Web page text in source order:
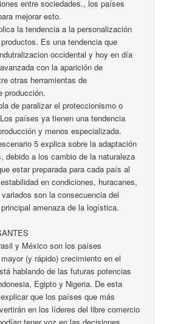
entre sociedades., los países
mejorar esto.
la tendencia a la personalización
Es una tendencia que
occidental y hoy en día
con la aparición de
otras herramientas de
producción.
de paralizar el proteccionismo o
países ya tienen una tendencia
y menos especializada.
5 explica sobre la adaptación
debido a los cambio de la naturaleza
estar preparada para cada país al
en condiciones, huracanes,
son la consecuencia del
amenaza de la logística.
y México son los países
(y rápido) crecimiento en el
hablando de las futuras potencias
Egipto y Nigeria. De esta
que los países que más
en los líderes del libre comercio